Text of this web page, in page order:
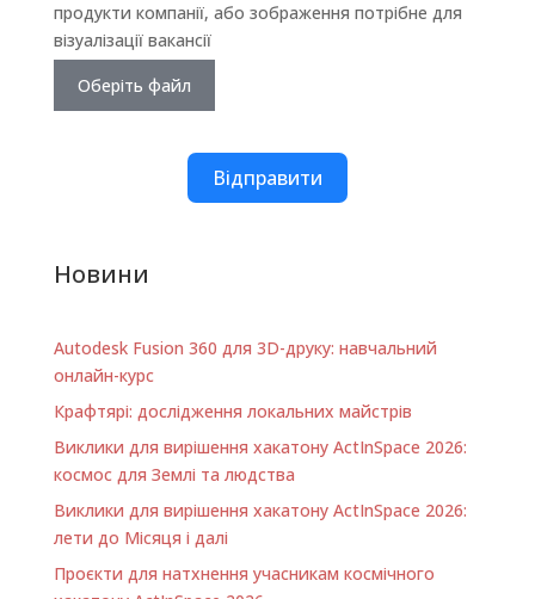
продукти компанії, або зображення потрібне для
візуалізації вакансії
Оберіть файл
Відправити
Новини
Autodesk Fusion 360 для 3D-друку: навчальний
онлайн-курс
Крафтярі: дослідження локальних майстрів
Виклики для вирішення хакатону ActInSpace 2026:
космос для Землі та людства
Виклики для вирішення хакатону ActInSpace 2026:
лети до Місяця і далі
Проєкти для натхнення учасникам космічного